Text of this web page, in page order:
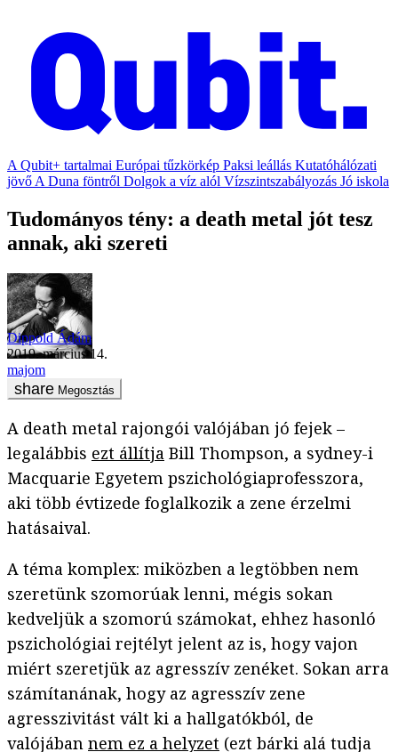
A Qubit+ tartalmai Európai tűzkörkép Paksi leállás Kutatóhálózati
jövő A Duna föntről Dolgok a víz alól Vízszintszabályozás Jó iskola
Tudományos tény: a death metal jót tesz
annak, aki szereti
Dippold Ádám
2019. március 14.
majom
Megosztás
A death metal rajongói valójában jó fejek –
legalábbis ezt állítja Bill Thompson, a sydney-i
Macquarie Egyetem pszichológiaprofesszora,
aki több évtizede foglalkozik a zene érzelmi
hatásaival.
A téma komplex: miközben a legtöbben nem
szeretünk szomorúak lenni, mégis sokan
kedveljük a szomorú számokat, ehhez hasonló
pszichológiai rejtélyt jelent az is, hogy vajon
miért szeretjük az agresszív zenéket. Sokan arra
számítanának, hogy az agresszív zene
agresszivitást vált ki a hallgatókból, de
valójában nem ez a helyzet (ezt bárki alá tudja